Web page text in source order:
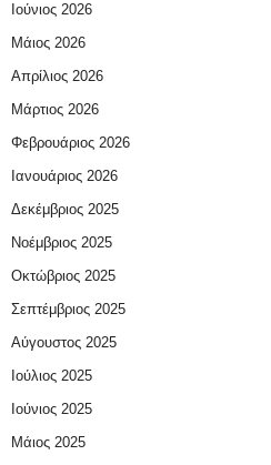
Ιούνιος 2026
Μάιος 2026
Απρίλιος 2026
Μάρτιος 2026
Φεβρουάριος 2026
Ιανουάριος 2026
Δεκέμβριος 2025
Νοέμβριος 2025
Οκτώβριος 2025
Σεπτέμβριος 2025
Αύγουστος 2025
Ιούλιος 2025
Ιούνιος 2025
Μάιος 2025